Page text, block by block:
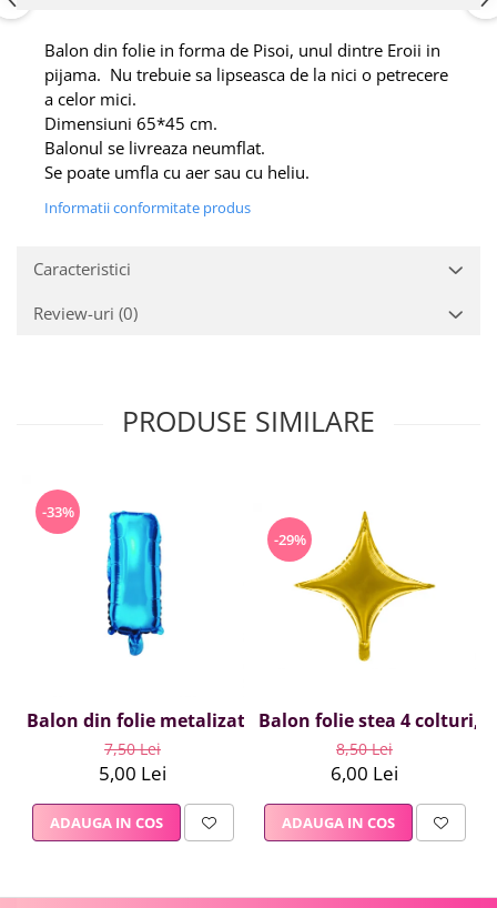
Balon din folie in forma de Pisoi, unul dintre Eroii in
pijama. Nu trebuie sa lipseasca de la nici o petrecere
a celor mici.
Dimensiuni 65*45 cm.
Balonul se livreaza neumflat.
Se poate umfla cu aer sau cu heliu.
Informatii conformitate produs
Caracteristici
Review-uri (0)
PRODUSE SIMILARE
-33%
Balon din folie metalizata Albastru, Mirific Party,
7,50 Lei
5,00 Lei
ADAUGA IN COS
-29%
Balon folie stea 4 colturi,
8,50 Lei
6,00 Lei
ADAUGA IN COS